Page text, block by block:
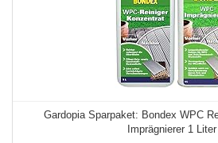
Gardopia Sparpaket: Bondex WPC
Imprägnierer 1